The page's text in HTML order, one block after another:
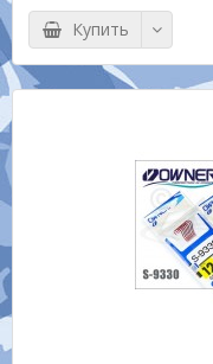
Купить